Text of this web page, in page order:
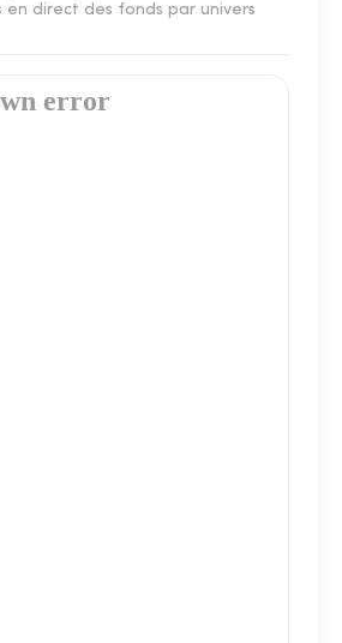
en direct des fonds par univers